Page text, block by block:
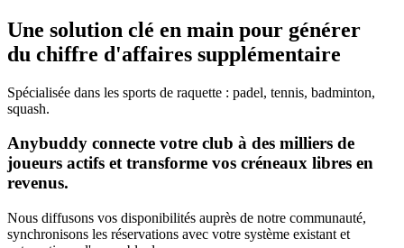
Une solution clé en main pour générer
du chiffre d'affaires supplémentaire
Spécialisée dans les sports de raquette : padel, tennis, badminton,
squash.
Anybuddy connecte votre club à des milliers de
joueurs actifs et transforme vos créneaux libres en
revenus.
Nous diffusons vos disponibilités auprès de notre communauté,
synchronisons les réservations avec votre système existant et